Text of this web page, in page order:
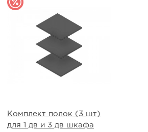
Комплект полок (3 шт)
для 1 дв и 3 дв шкафа